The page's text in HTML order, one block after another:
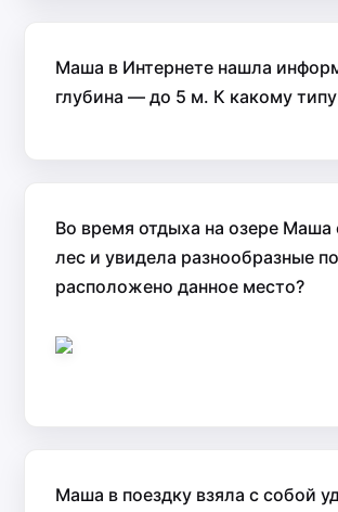
Маша в Интернете нашла
глубина — до 5 м. К какому
Во время отдыха на озере
лес и увидела разнообразные
расположено данное место?
Маша в поездку взяла с собой